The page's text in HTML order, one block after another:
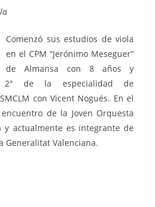
Comenzó sus estudios de viola
en el CPM “Jerónimo Meseguer”
de Almansa con 8 años y
2° de la especialidad de
con Vicent Nogués. En el
de la Joven Orquesta
y actualmente es integrante de
Generalitat Valenciana.